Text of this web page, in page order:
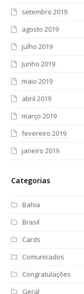
setembro 2019
agosto 2019
julho 2019
junho 2019
maio 2019
abril 2019
março 2019
fevereiro 2019
janeiro 2019
Categorias
Bahia
Brasil
Cards
Comunicados
Congratulações
Geral